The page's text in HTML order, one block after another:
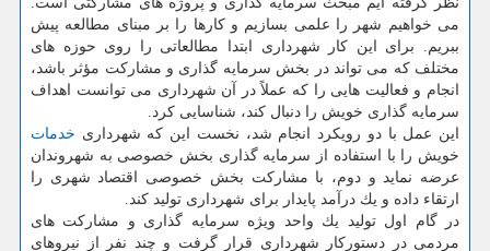
می خواهیم شهر را علمی بسازیم و كارها را بر مبنای مطالعه پیش
ببریم. برای این كار شهرداری ابتدا مطالعاتی را روی حوزه های
مختلف كه می تواند در بخش سرمایه گذاری و مشاركت مؤثر باشد،
انجام و فعالیت هایی را كه عملاً در آن شهرداری می توانست اهداف
سرمایه گذاری خویش را دنبال كند، شناسایی كرد.
این عمل با دو رویكرد انجام شد، نخست این كه شهرداری خدمات
خویش را با استفاده از سرمایه گذاری بخش خصوصی به شهروندان
عرضه نماید و دوم، با مشاركت بخش خصوصی اقتصاد شهری را
ارتقاء داده و یك درآمد پایدار برای شهرداری تولید كند.
در گام اول تولید یك واحد ویژه سرمایه گذاری و مشاركت های
مردمی در دستوركار شهرداری قرار گرفت و چند نفر از نیروهای